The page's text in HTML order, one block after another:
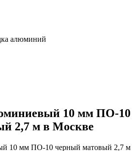
алюминий
10 мм ПО-10
2,7 м в Москве
10 мм ПО-10 черный матовый 2,7 м